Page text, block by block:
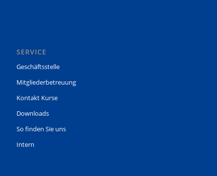
SERVICE
Geschäftsstelle
Mitgliederbetreuung
Kontakt Kurse
Downloads
So finden Sie uns
Intern